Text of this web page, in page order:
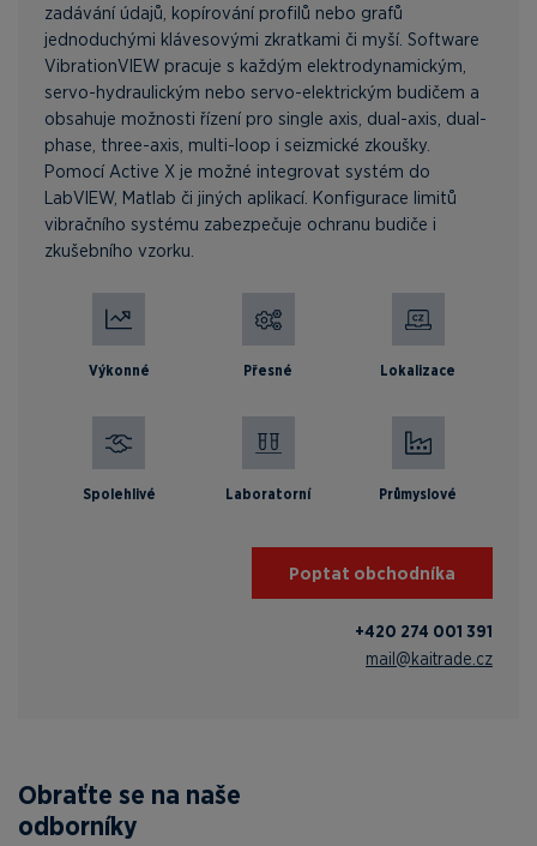
zadávání údajů, kopírování profilů nebo grafů
jednoduchými klávesovými zkratkami či myší. Software
VibrationVIEW pracuje s každým elektrodynamickým,
servo-hydraulickým nebo servo-elektrickým budičem a
obsahuje možnosti řízení pro single axis, dual-axis, dual-
phase, three-axis, multi-loop i seizmické zkoušky.
Pomocí Active X je možné integrovat systém do
LabVIEW, Matlab či jiných aplikací. Konfigurace limitů
vibračního systému zabezpečuje ochranu budiče i
zkušebního vzorku.
Poptat obchodníka
+420 274 001 391
mail@kaitrade.cz
Výkonné Přesné Lokalizace
Spolehlivé Laboratorní Průmyslové
Obraťte se na naše
odborníky